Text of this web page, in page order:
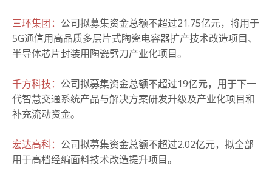
三环集团： 公司拟募集资金总额不超过21.75亿元，将用于
5G通信用高品质多层片式陶瓷电容器扩产技术改造项目、
半导体芯片封装用陶瓷劈刀产业化项目。
千方科技： 公司拟募集资金总额不超过19亿元，用于下一
代智慧交通系统产品与解决方案研发升级及产业化项目和
补充流动资金。
宏达高科： 公司拟募集资金总额不超过2.02亿元，拟全部
用于高档经编面料技术改造提升项目。